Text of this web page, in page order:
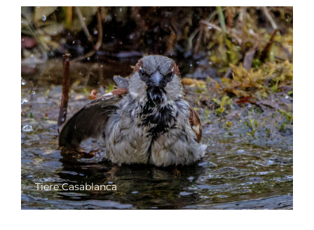
Tiere Casablanca